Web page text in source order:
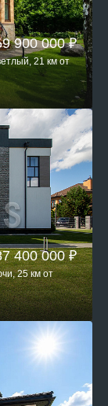
900 000 ₽
21 км от
400 000 ₽
25 км от